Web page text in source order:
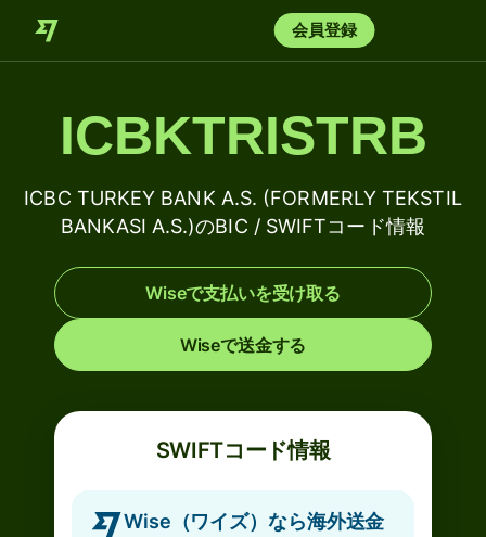
会員登録
ICBKTRISTRB
ICBC TURKEY BANK A.S. (FORMERLY TEKSTIL
BANKASI A.S.)のBIC / SWIFTコード情報
Wiseで支払いを受け取る
Wiseで送金する
SWIFTコード情報
Wise（ワイズ）なら海外送金